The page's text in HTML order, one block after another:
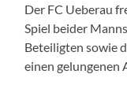
Der FC Ueberau
Spiel beider
Beteiligten sowie
einen gelungenen